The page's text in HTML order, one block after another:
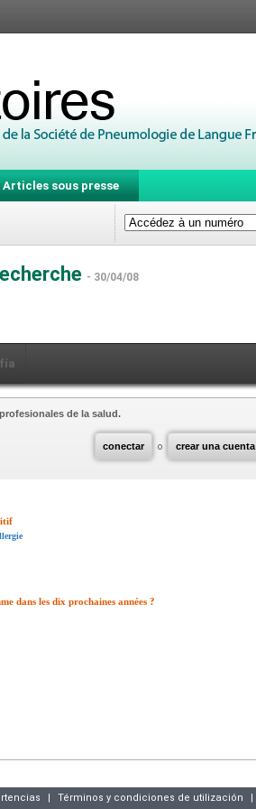
Articles sous presse
- 30/04/08
conectar o crear una cuenta
de la salud.
dans les dix prochaines années ?
| Términos y condiciones de utilización |